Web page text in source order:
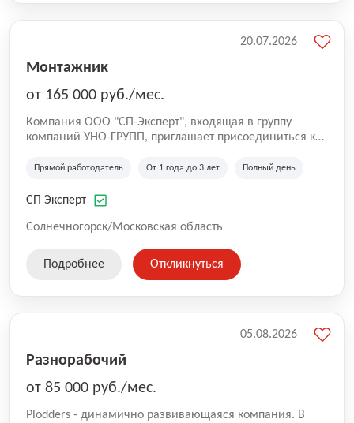
Монтажник
от 165 000 руб./мес.
Компания ООО "СП-Эксперт", входящая в группу
компаний УНО-ГРУПП, приглашает присоединиться к
работаем на рынке с 2005 года и оказываем комплекс
зданий из гибридных модульных блоков свободной
гибридно-модульного строительства.
Прямой работодатель От 1 года до 3 лет Полный день
СП Эксперт
Солнечногорск/Московская область
20.07.2026
Подробнее Откликнуться
Разнорабочий
от 85 000 руб./мес.
Plodders - динамично развивающаяся компания. В
05.08.2026